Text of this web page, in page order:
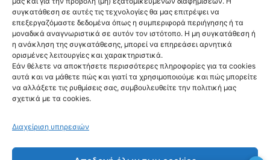
συγκατάθεση σε αυτές τις τεχνολογίες θα μας επιτρέψει να
επεξεργαζόμαστε δεδομένα όπως η συμπεριφορά περιήγησης ή τα
μοναδικά αναγνωριστικά σε αυτόν τον ιστότοπο. Η μη συγκατάθεση ή
η ανάκληση της συγκατάθεσης, μπορεί να επηρεάσει αρνητικά
ορισμένες λειτουργίες και χαρακτηριστικά.
Εάν θέλετε να αποκτήσετε περισσότερες πληροφορίες για τα cookies
αυτά και να μάθετε πώς και γιατί τα χρησιμοποιούμε και πώς μπορείτε
να αλλάξετε τις ρυθμίσεις σας, συμβουλευθείτε την πολιτική μας
σχετικά με τα cookies.
Διαχείριση υπηρεσιών
Ακολούθησέ μας
Newsletter